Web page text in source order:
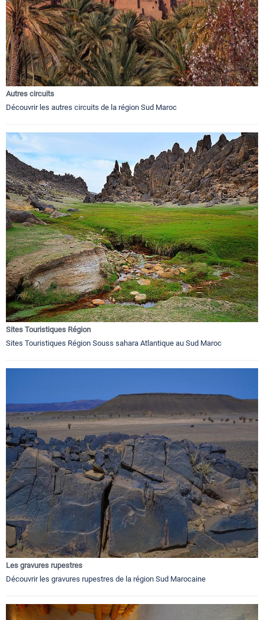
Autres circuits
Découvrir les autres circuits de la région Sud Maroc
Sites Touristiques Région
Sites Touristiques Région Souss sahara Atlantique au Sud Maroc
Les gravures rupestres
Découvrir les gravures rupestres de la région Sud Marocaine